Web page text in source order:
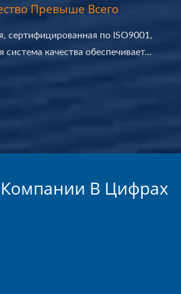
Превыше Всего
сертифицированная по ISO9001,
система качества обеспечивает...
В Цифрах